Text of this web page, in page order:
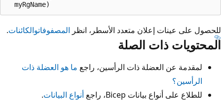
للحصول على عينات إعلان متعدد الأسطر، انظر المصفوفاتوالكائنات.
المحتويات ذات الصلة
لمقدمة عن العضلة ذات الرأسين، راجع ما هو العضلة ذات
الرأسين؟
للطلاع على أنواع بيانات Bicep، راجع
أنواع البيانات.